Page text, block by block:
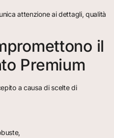
attenzione ai dettagli, qualità
il
Premium
a causa di scelte di